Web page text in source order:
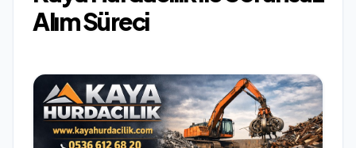
Alım Süreci